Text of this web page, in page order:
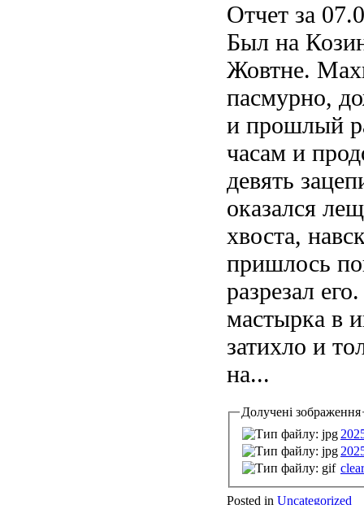
Отчет за
Был на
Жовтне.
пасмурно,
и прошлый
часам и
девять
оказался
хвоста,
пришлось
разрезал
мастырка в
затихло и
на...
Долучені зображення
Posted in Uncategorized